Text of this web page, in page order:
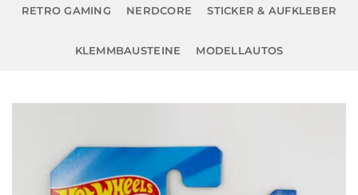
RETRO GAMING NERDCORE STICKER & AUFKLEBER
KLEMMBAUSTEINE MODELLAUTOS